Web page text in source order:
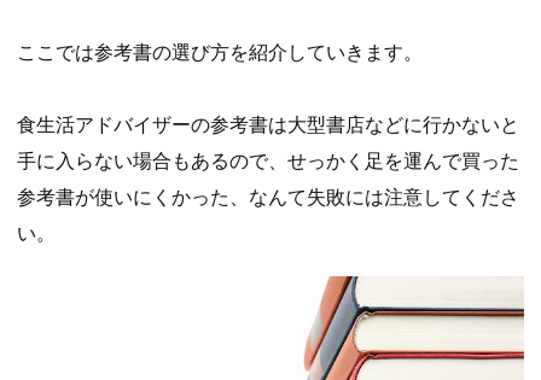
ここでは参考書の選び方を紹介していきます。
食生活アドバイザーの参考書は大型書店などに行かないと
手に入らない場合もあるので、せっかく足を運んで買った
参考書が使いにくかった、なんて失敗には注意してくださ
い。